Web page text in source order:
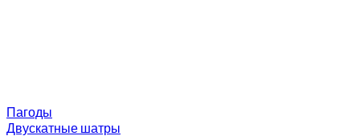
Пагоды
Двускатные шатры